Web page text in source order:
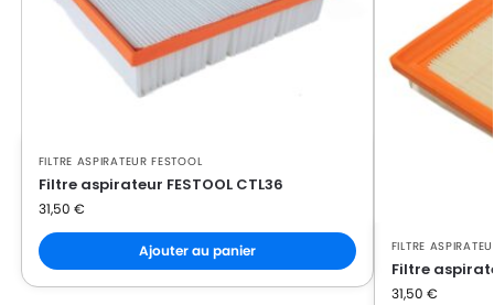
FILTRE ASPIRATEUR FESTOOL
Filtre aspirateur FESTOOL CTL36
31,50 €
Ajouter au panier FILTRE
Filtre
31,50 €